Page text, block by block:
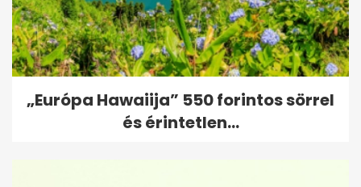
„Európa Hawaiija” 550 forintos sörrel
és érintetlen...